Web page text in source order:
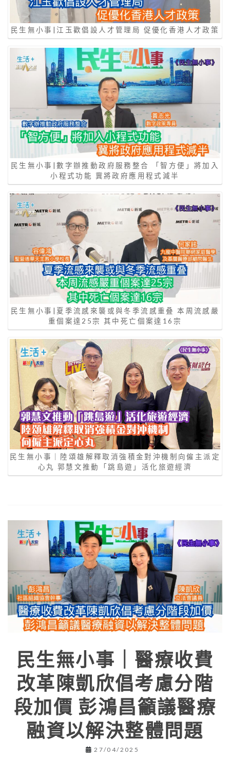
民生無小事|江玉歡倡設人才管理局 促優化香港人才政策
民生無小事|數字辦推動政府服務整合 「智方便」將加入
小程式功能 冀將政府應用程式減半
民生無小事|夏季流感來襲或與冬季流感重叠 本周流感嚴
重個案達25宗 其中死亡個案達16宗
民生無小事｜陸頌雄解釋取消強積金對沖機制向僱主派定
心丸 郭慧文推動「跳島遊」活化旅遊經濟
民生無小事｜醫療收費
改革陳凱欣倡考慮分階
段加價 彭鴻昌籲議醫療
融資以解決整體問題
27/04/2025